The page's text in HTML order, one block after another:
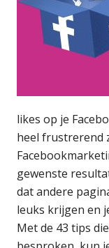
likes op je
heel frustrerend
gewenste
dat andere
leuks krijgen en
Met de 43 tips